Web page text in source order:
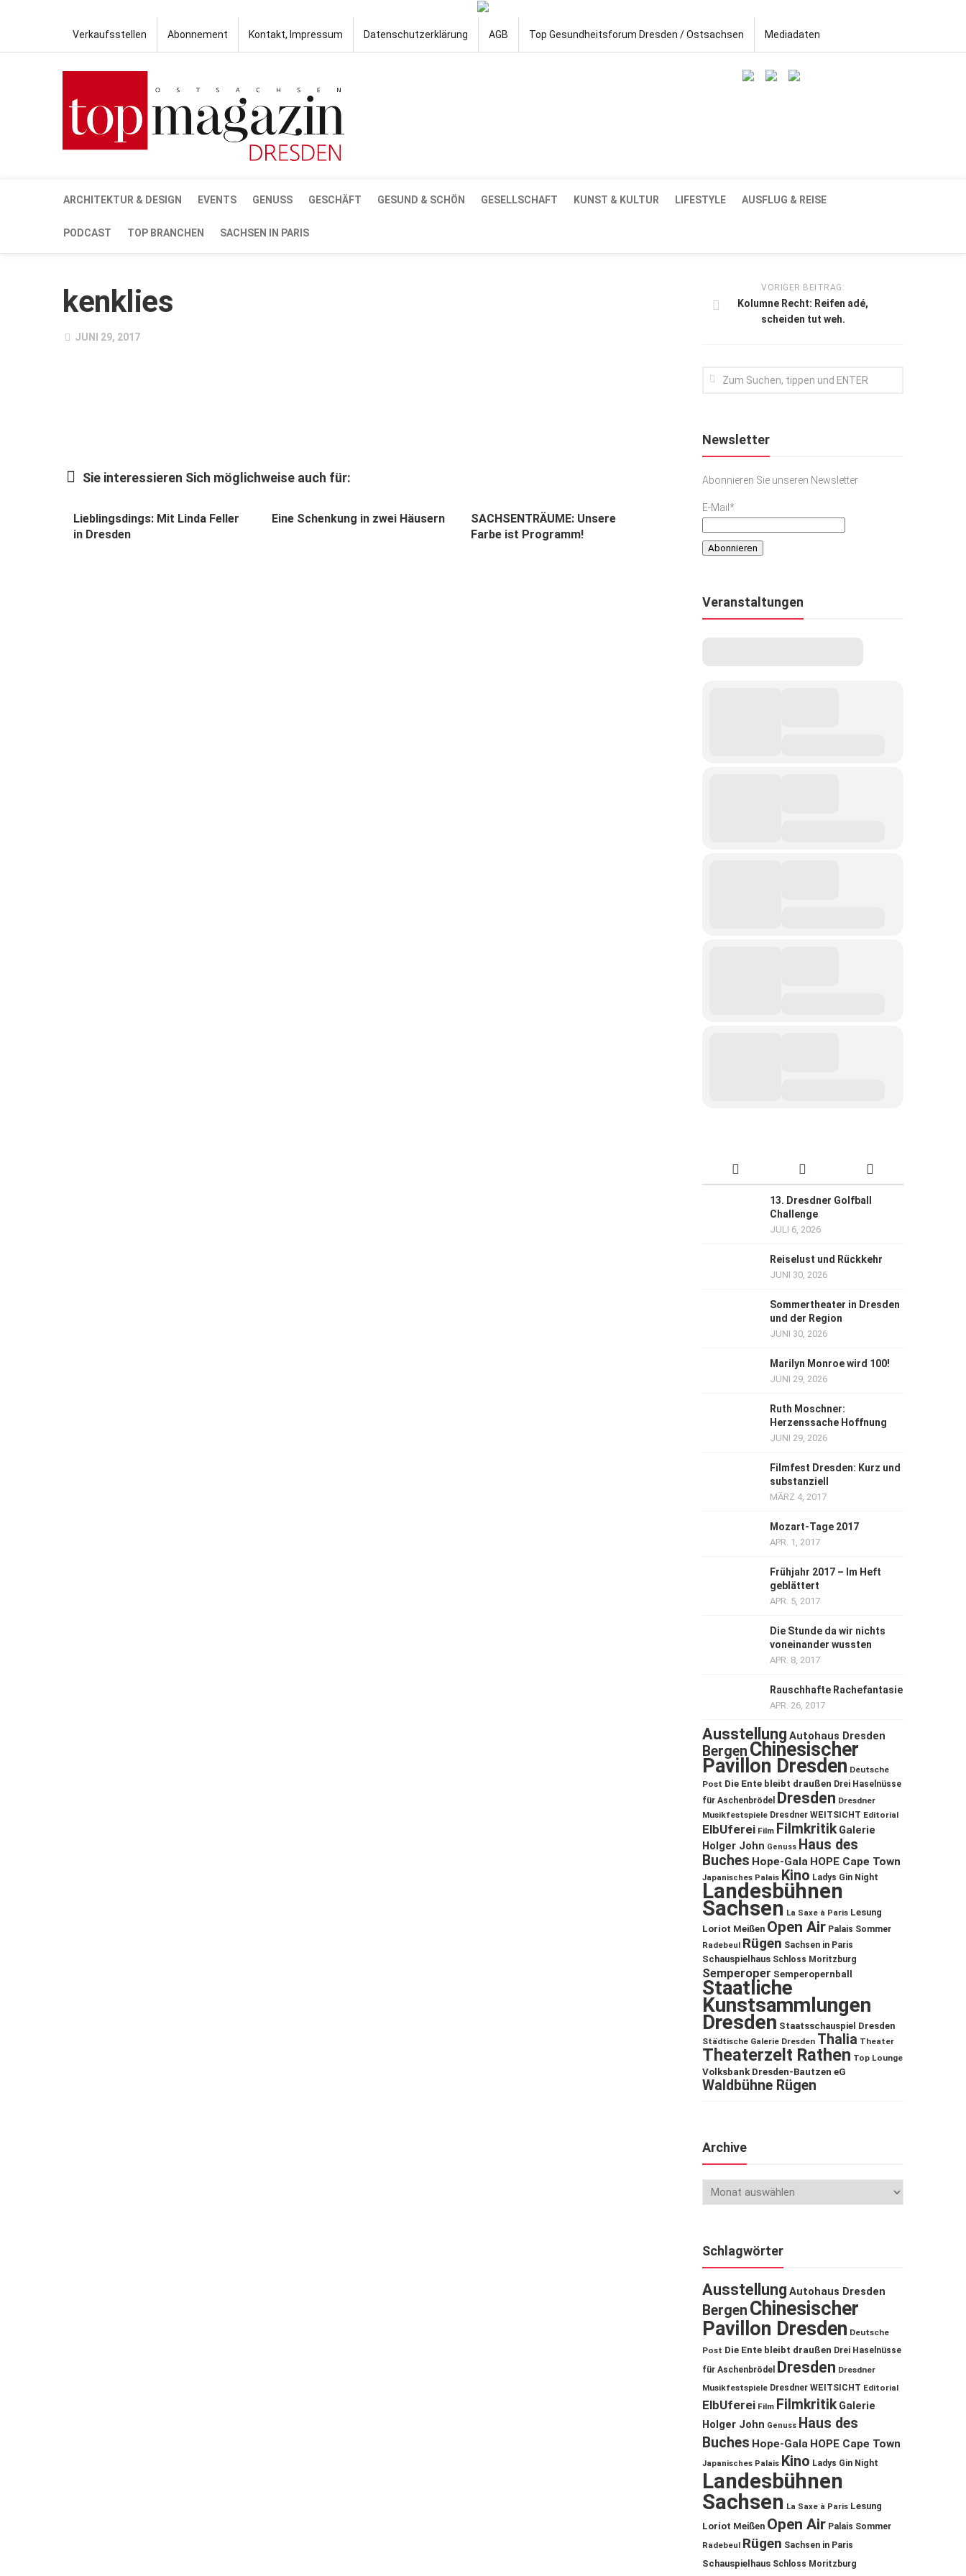
Verkaufsstellen Abonnement Kontakt, Impressum Datenschutzerklärung AGB Top Gesundheitsforum Dresden / Ostsachsen Mediadaten
ARCHITEKTUR & DESIGN EVENTS GENUSS GESCHÄFT GESUND & SCHÖN GESELLSCHAFT KUNST & KULTUR LIFESTYLE AUSFLUG & REISE
PODCAST TOP BRANCHEN SACHSEN IN PARIS
kenklies
JUNI 29, 2017
Sie interessieren Sich möglichweise auch für:
Lieblingsdings: Mit Linda Feller
in Dresden
Eine Schenkung in zwei Häusern
SACHSENTRÄUME: Unsere
Farbe ist Programm!
VORIGER BEITRAG:
Kolumne Recht: Reifen adé,
scheiden tut weh.
Newsletter
Abonnieren Sie unseren Newsletter
E-Mail*
Veranstaltungen
13. Dresdner Golfball
Challenge
JULI 6, 2026
Reiselust und Rückkehr
JUNI 30, 2026
Sommertheater in Dresden
und der Region
JUNI 30, 2026
Marilyn Monroe wird 100!
JUNI 29, 2026
Ruth Moschner:
Herzenssache Hoffnung
JUNI 29, 2026
Filmfest Dresden: Kurz und
substanziell
MÄRZ 4, 2017
Mozart-Tage 2017
APR. 1, 2017
Frühjahr 2017 – Im Heft
geblättert
APR. 5, 2017
Die Stunde da wir nichts
voneinander wussten
APR. 8, 2017
Rauschhafte Rachefantasie
APR. 26, 2017
Ausstellung Autohaus Dresden
Bergen Chinesischer
Pavillon Dresden Deutsche
Post Die Ente bleibt draußen Drei Haselnüsse
für Aschenbrödel
Dresden Dresdner
Musikfestspiele Dresdner WEITSICHT Editorial
ElbUferei Film Filmkritik Galerie
Holger John Genuss Haus des
Buches Hope-Gala HOPE Cape Town
Japanisches Palais Kino Ladys Gin Night
Landesbühnen
Sachsen La Saxe à Paris Lesung
Loriot Meißen Open Air Palais Sommer
Radebeul Rügen Sachsen in Paris
Schauspielhaus Schloss Moritzburg
Semperoper Semperopernball
Staatliche
Kunstsammlungen
Dresden Staatsschauspiel Dresden
Städtische Galerie Dresden Thalia Theater
Theaterzelt Rathen Top Lounge
Volksbank Dresden-Bautzen eG
Waldbühne Rügen
Archive
Schlagwörter
Ausstellung Autohaus Dresden
Bergen Chinesischer
Pavillon Dresden Deutsche
Post Die Ente bleibt draußen Drei Haselnüsse
für Aschenbrödel
Dresden Dresdner
Musikfestspiele Dresdner WEITSICHT Editorial
ElbUferei Film Filmkritik Galerie
Holger John Genuss Haus des
Buches Hope-Gala HOPE Cape Town
Japanisches Palais Kino Ladys Gin Night
Landesbühnen
Sachsen La Saxe à Paris Lesung
Loriot Meißen Open Air Palais Sommer
Radebeul Rügen Sachsen in Paris
Schauspielhaus Schloss Moritzburg